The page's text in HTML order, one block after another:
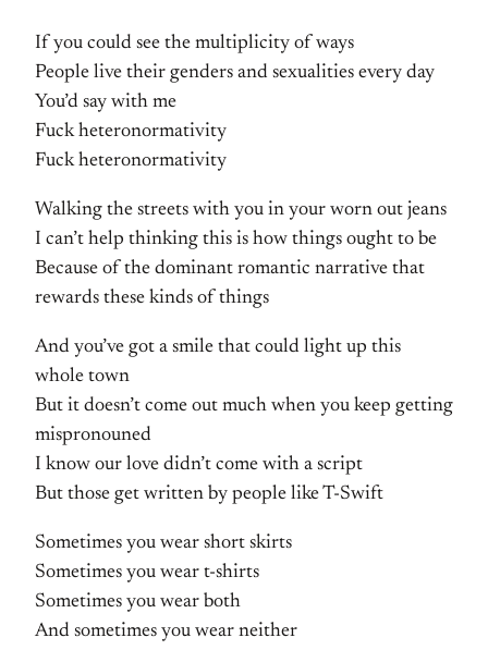
If you could see the multiplicity of ways
People live their genders and sexualities every day
You’d say with me
Fuck heteronormativity
Fuck heteronormativity
Walking the streets with you in your worn out jeans
I can’t help thinking this is how things ought to be
Because of the dominant romantic narrative that
rewards these kinds of things
And you’ve got a smile that could light up this
whole town
But it doesn’t come out much when you keep getting
mispronouned
I know our love didn’t come with a script
But those get written by people like T-Swift
Sometimes you wear short skirts
Sometimes you wear t-shirts
Sometimes you wear both
And sometimes you wear neither